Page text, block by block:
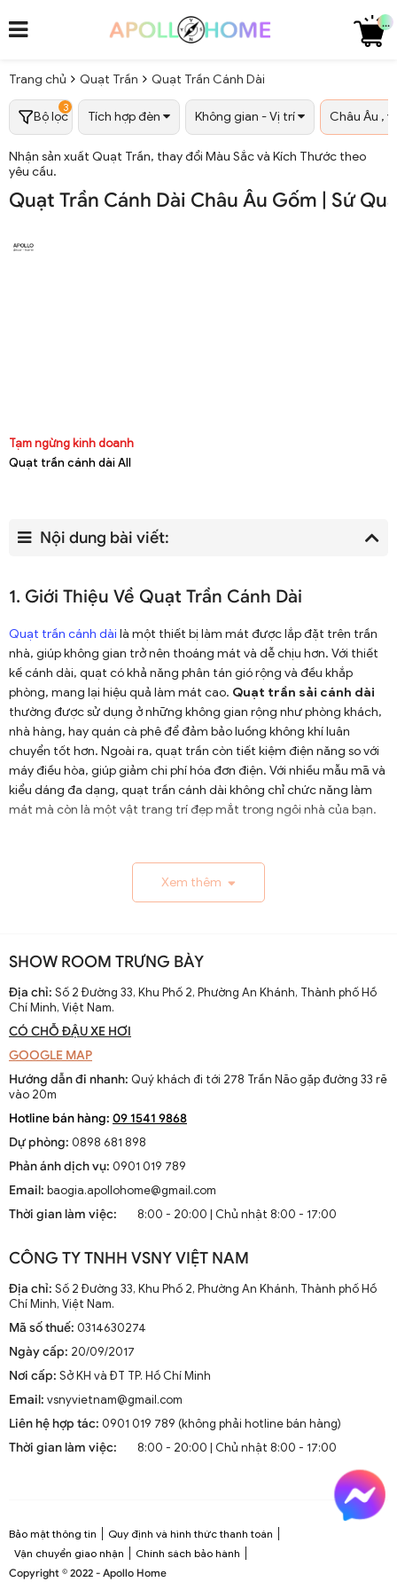
...
Trang chủ Quạt Trần Quạt Trần Cánh Dài
Bộ lọc
3
Tích hợp đèn Không gian - Vị trí Châu Âu ,
Nhận sản xuất Quạt Trần, thay đổi Màu Sắc và Kích Thước theo
yêu cầu.
Quạt Trần Cánh Dài Châu Âu Gốm | Sứ
Tạm ngừng kinh doanh
Quạt trần cánh dài All
Nội dung bài viết:
1. Giới Thiệu Về Quạt Trần Cánh Dài
Quạt trần cánh dài là một thiết bị làm mát được lắp đặt trên trần
nhà, giúp không gian trở nên thoáng mát và dễ chịu hơn. Với thiết
kế cánh dài, quạt có khả năng phân tán gió rộng và đều khắp
phòng, mang lại hiệu quả làm mát cao. Quạt trần sải cánh dài
thường được sử dụng ở những không gian rộng như phòng khách,
nhà hàng, hay quán cà phê để đảm bảo luồng không khí luân
chuyển tốt hơn. Ngoài ra, quạt trần còn tiết kiệm điện năng so với
máy điều hòa, giúp giảm chi phí hóa đơn điện. Với nhiều mẫu mã và
kiểu dáng đa dạng, quạt trần cánh dài không chỉ chức năng làm
mát mà còn là một vật trang trí đẹp mắt trong ngôi nhà của bạn.
1.1. Lịch Sử và Sự Phát Triển
pháp thông gió hiệu quả ở các khu vực nhiệt đới. Ban đầu
được làm thủ công và chạy bằng điện từ pin, chúng
nhanh chóng phát triển với sự tiến bộ của công nghệ
điện.
Sự thay đổi và cải tiến qua các thập kỷ
tiến với thiết kế hiện đại, động cơ mạnh mẽ và khả năng
cứu để nâng cao hiệu suất và thẩm mỹ của sản phẩm.
Xu hướng hiện tại trên thị trường
Hiện nay, quạt trần cánh dài không chỉ là thiết bị làm mát
sống. Chúng kết hợp công nghệ tiên tiến như điều khiển
1.2. Cấu Tạo và Nguyên Lý Hoạt Động
Cấu trúc tổng thể của quạt trần cánh dài
cơ, cánh quạt, bộ điều khiển và thân quạt. Các cánh quạt
được chế tạo từ chất liệu như gỗ, kim loại hoặc
composite để đảm bảo độ bền và hiệu suất.
Nguyên lý hoạt động cơ bản
Quạt trần hoạt động dựa trên nguyên lý cung cấp luồng
không khí mát mẻ thông qua sự quay của cánh quạt.
Động cơ điện làm quay các cánh quạt, tạo ra dòng không
khí tuần hoàn trong không gian phòng.
Công nghệ tiên tiến tích hợp
Xem thêm
SHOW ROOM TRƯNG BÀY
Địa chỉ: Số 2 Đường 33, Khu Phố 2, Phường An Khánh, Thành phố Hồ
Chí Minh, Việt Nam.
CÓ CHỖ ĐẬU XE HƠI
GOOGLE MAP
Hướng dẫn đi nhanh: Quý khách đi tới 278 Trần Não gặp đường 33 rẽ
vào 20m
Hotline bán hàng: 09 1541 9868
Dự phòng: 0898 681 898
Phản ánh dịch vụ: 0901 019 789
Email: baogia.apollohome@gmail.com
Thời gian làm việc:
8:00 - 20:00 | Chủ nhật 8:00 - 17:00
CÔNG TY TNHH VSNY VIỆT NAM
Địa chỉ: Số 2 Đường 33, Khu Phố 2, Phường An Khánh, Thành phố Hồ
Chí Minh, Việt Nam.
Mã số thuế: 0314630274
Ngày cấp: 20/09/2017
Nơi cấp: Sở KH và ĐT TP. Hồ Chí Minh
Email: vsnyvietnam@gmail.com
Liên hệ hợp tác: 0901 019 789 (không phải hotline bán hàng)
Thời gian làm việc:
8:00 - 20:00 | Chủ nhật 8:00 - 17:00
Bảo mật thông tin
Quy định và hình thức thanh toán
Vận chuyển giao nhận
Chính sách bảo hành
Copyright © 2022 - Apollo Home